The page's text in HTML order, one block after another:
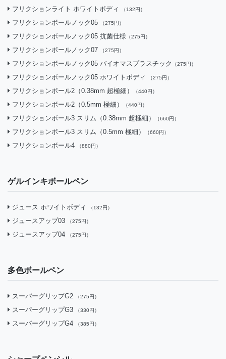
フリクションライト ホワイトボディ （132円）
フリクションボールノック05 （275円）
フリクションボールノック05 抗菌仕様 （275円）
フリクションボールノック07 （275円）
フリクションボールノック05 バイオマスプラスチック （275円）
フリクションボールノック05 ホワイトボディ （275円）
フリクションボール2（0.38mm 超極細） （440円）
フリクションボール2（0.5mm 極細） （440円）
フリクションボール3 スリム（0.38mm 超極細） （660円）
フリクションボール3 スリム（0.5mm 極細） （660円）
フリクションボール4 （880円）
ゲルインキボールペン
ジュース ホワイトボディ （132円）
ジュースアップ03 （275円）
ジュースアップ04 （275円）
多色ボールペン
スーパーグリップG2 （275円）
スーパーグリップG3 （330円）
スーパーグリップG4 （385円）